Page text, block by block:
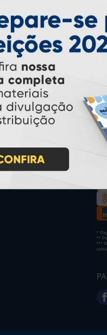
Como Comprar
Como exportar em
PDF/X1-a
2027
*
**
***